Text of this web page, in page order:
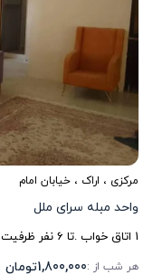
مرکزی ، اراک ، خیابان امام
واحد مبله سرای ملل
1 اتاق خواب .تا 6نفر ظرفیت
هر شب از :1,800,000تومان